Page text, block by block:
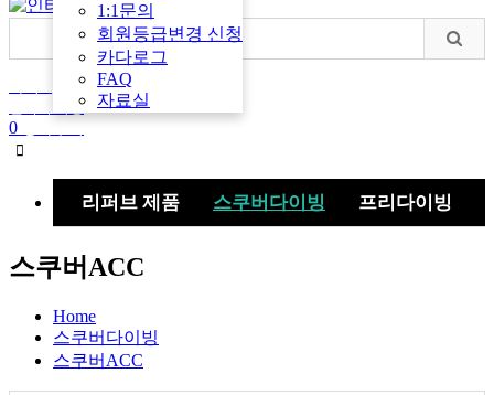
1:1문의
회원등급변경 신청
카다로그
FAQ
자료실
마이페이지
견적서 작성
0
검
모션 리퍼브 제품 스쿠버다이빙 프리다이빙
스쿠버ACC
Home
스쿠버다이빙
스쿠버ACC